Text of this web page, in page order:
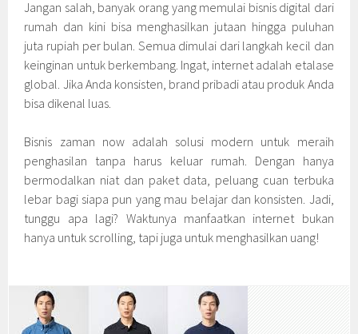
Jangan salah, banyak orang yang memulai bisnis digital dari
rumah dan kini bisa menghasilkan jutaan hingga puluhan
juta rupiah per bulan. Semua dimulai dari langkah kecil dan
keinginan untuk berkembang. Ingat, internet adalah etalase
global. Jika Anda konsisten, brand pribadi atau produk Anda
bisa dikenal luas.
Bisnis zaman now adalah solusi modern untuk meraih
penghasilan tanpa harus keluar rumah. Dengan hanya
bermodalkan niat dan paket data, peluang cuan terbuka
lebar bagi siapa pun yang mau belajar dan konsisten. Jadi,
tunggu apa lagi? Waktunya manfaatkan internet bukan
hanya untuk scrolling, tapi juga untuk menghasilkan uang!